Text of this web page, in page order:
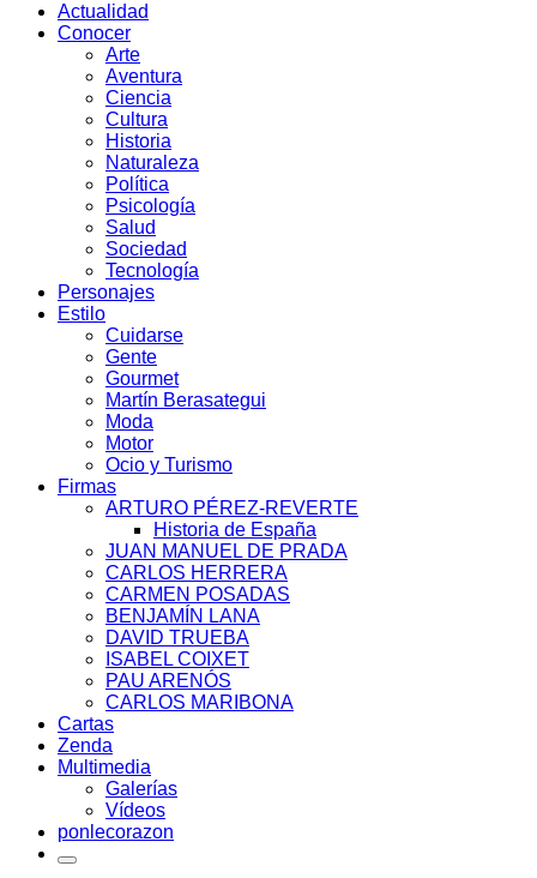
Actualidad
Conocer
Arte
Aventura
Ciencia
Cultura
Historia
Naturaleza
Política
Psicología
Salud
Sociedad
Tecnología
Personajes
Estilo
Cuidarse
Gente
Gourmet
Martín Berasategui
Moda
Motor
Ocio y Turismo
Firmas
ARTURO PÉREZ-REVERTE
Historia de España
JUAN MANUEL DE PRADA
CARLOS HERRERA
CARMEN POSADAS
BENJAMÍN LANA
DAVID TRUEBA
ISABEL COIXET
PAU ARENÓS
CARLOS MARIBONA
Cartas
Zenda
Multimedia
Galerías
Vídeos
ponlecorazon